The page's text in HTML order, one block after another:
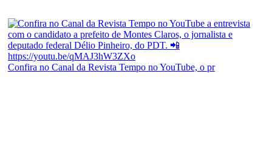
Confira no Canal da Revista Tempo no YouTube, o pr